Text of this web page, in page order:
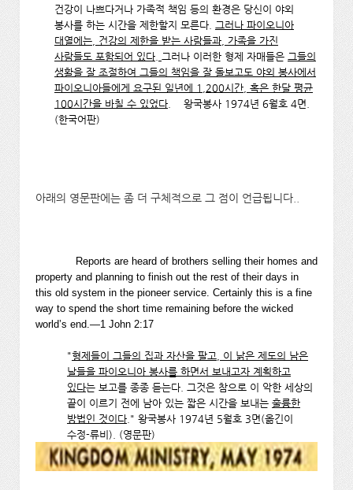
건강이 나쁘다거나 가족적 책임 등의 환경은 당신이 야외
봉사를 하는 시간을 제한할지 모른다.
그러나 파이오니아
대열에는, 건강의 제한을 받는 사람들과, 가족을 가진
사람들도 포함되어 있다.
그러나 이러한 형제 자매들은 그들의
생활을 잘 조절하여 그들의 책임을 잘 돌보고도 야외 봉사에서
파이오니아들에게 요구된 일년에 1,200시간, 혹은 한달 평균
100시간을 바칠 수 있었다.
왕국봉사 1974년 6월호 4면.
(한국어판)
아래의 영문판에는 좀 더 구체적으로 그 점이 언급됩니다..
Reports are heard of brothers selling their homes and
property and planning to finish out the rest of their days in
this old system in the pioneer service. Certainly this is a fine
way to spend the short time remaining before the wicked
world’s end.—1 John 2:17
"형제들이 그들의 집과 자산을 팔고, 이 낡은 제도의 남은
날들을 파이오니아 봉사를 하면서 보내고자 계획하고
있다는 보고를 종종 듣는다. 그것은 참으로 이 악한 세상의
끝이 이르기 전에 남아 있는 짧은 시간을 보내는 훌륭한
방법인 것이다 ." 왕국봉사 1974년 5월호 3면(옮긴이
수정-류비). (영문판)